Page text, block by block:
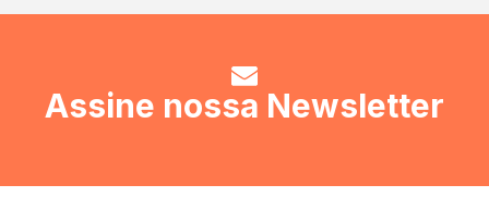
Assine nossa Newsletter